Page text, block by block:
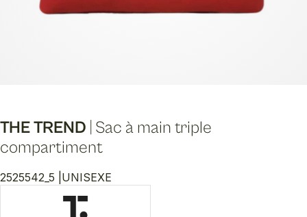
THE TREND Sac à main triple
compartiment
2525542_5 | UNISEXE